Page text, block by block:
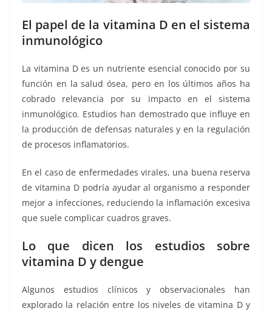
El papel de la vitamina D en el sistema
inmunológico
La vitamina D es un nutriente esencial conocido por su
función en la salud ósea, pero en los últimos años ha
cobrado relevancia por su impacto en el sistema
inmunológico. Estudios han demostrado que influye en
la producción de defensas naturales y en la regulación
de procesos inflamatorios.
En el caso de enfermedades virales, una buena reserva
de vitamina D podría ayudar al organismo a responder
mejor a infecciones, reduciendo la inflamación excesiva
que suele complicar cuadros graves.
Lo que dicen los estudios sobre
vitamina D y dengue
Algunos estudios clínicos y observacionales han
explorado la relación entre los niveles de vitamina D y